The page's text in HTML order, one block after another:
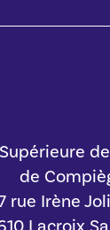
de
rue Irène